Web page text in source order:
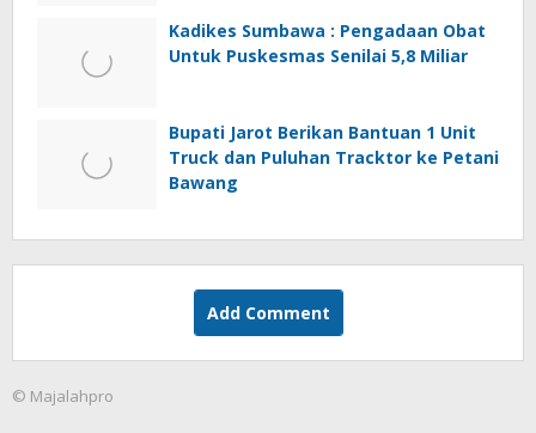
Kadikes Sumbawa : Pengadaan Obat
Untuk Puskesmas Senilai 5,8 Miliar
Bupati Jarot Berikan Bantuan 1 Unit
Truck dan Puluhan Tracktor ke Petani
Bawang
Add Comment
© Majalahpro